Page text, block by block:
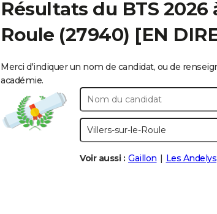
Résultats du BTS 2026
Roule (27940) [EN
Merci d'indiquer un nom de candidat, ou de
académie.
Voir aussi : Gaillon Les Andelys